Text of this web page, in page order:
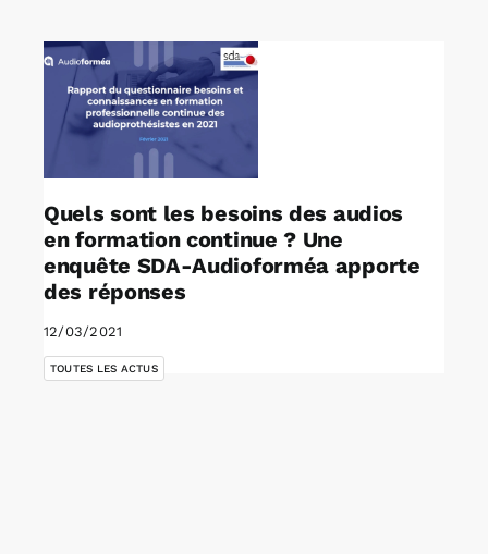
Rechercher:
Annonces emploi
Quels sont les besoins des audios
en formation continue ? Une
enquête SDA-Audioforméa apporte
des réponses
12/03/2021
TOUTES LES ACTUS